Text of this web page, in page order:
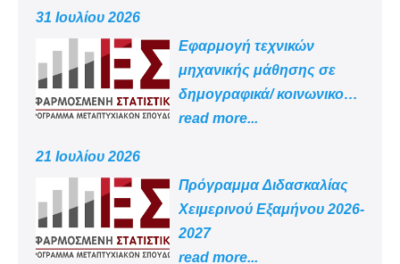
31 Ιουλίου 2026
Εφαρμογή τεχνικών
μηχανικής μάθησης σε
δημογραφικά/ κοινωνικο
-οικονομικά δεδομένα
read more...
21 Ιουλίου 2026
Πρόγραμμα Διδασκαλίας
Χειμερινού Εξαμήνου 2026-
2027
read more...